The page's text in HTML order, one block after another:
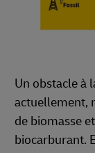
Un obstacle à
actuellement,
de biomasse
biocarburant.